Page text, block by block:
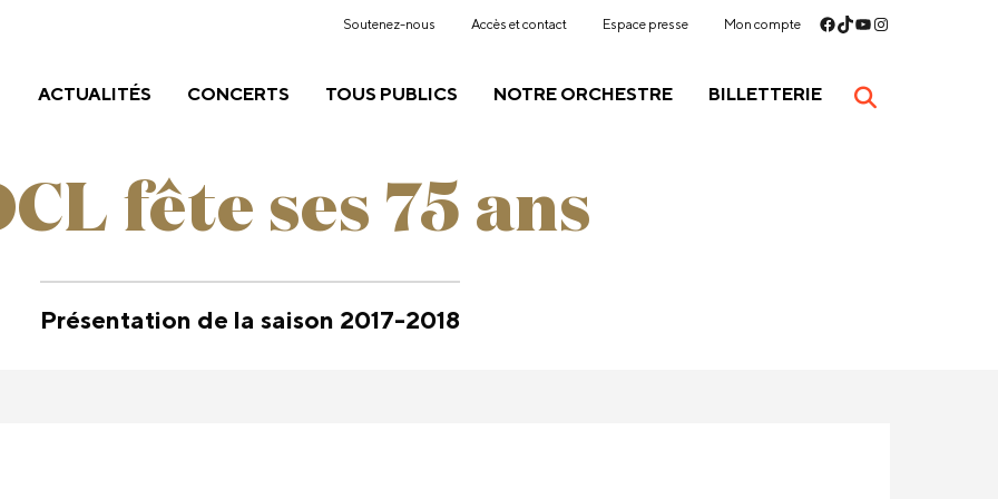
Soutenez-nous Accès et contact Espace presse Mon compte
ACTUALITÉS CONCERTS TOUS PUBLICS NOTRE ORCHESTRE BILLETTERIE
fête ses 75 ans
Présentation de la saison 2017-2018